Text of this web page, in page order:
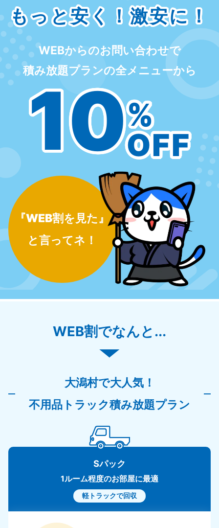
もっと安く！激安に！
WEBからのお問い合わせで
積み放題プランの全メニューから
10%
OFF
『WEB割を見た』
と言ってネ！
WEB割でなんと...
大潟村で大人気！
不用品トラック積み放題プラン
Sパック
1ルーム程度のお部屋に最適
軽トラックで回収